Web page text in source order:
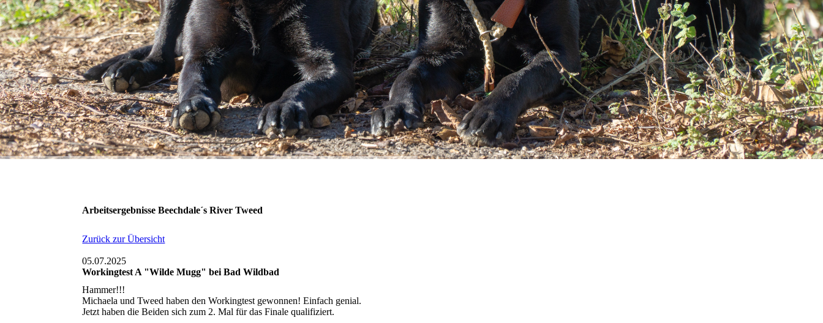
Arbeitsergebnisse Beechdale´s River Tweed
Zurück zur Übersicht
05.07.2025
Workingtest A "Wilde Mugg" bei Bad Wildbad
Hammer!!!
Michaela und Tweed haben den Workingtest gewonnen! Einfach genial.
Jetzt haben die Beiden sich zum 2. Mal für das Finale qualifiziert.